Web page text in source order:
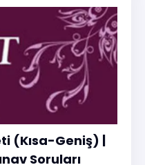
(Kısa-Geniş) |
Soruları